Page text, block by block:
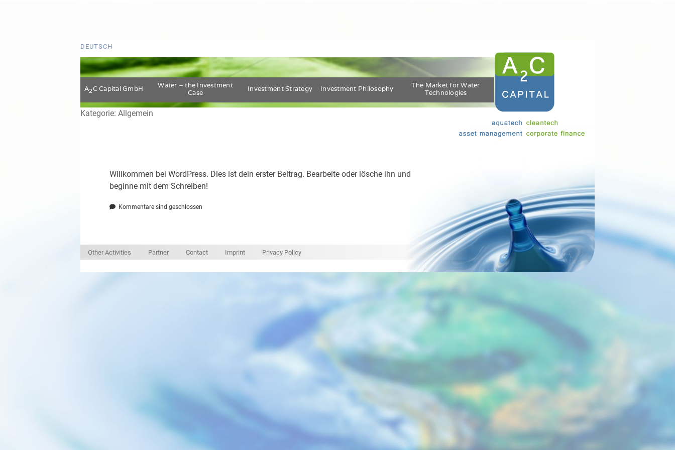
DEUTSCH
A2C Capital GmbH
Water – the Investment
Case
Investment Strategy Investment Philosophy
The Market for Water
Technologies
Kategorie: Allgemein
Willkommen bei WordPress. Dies ist dein erster Beitrag. Bearbeite oder lösche ihn und
beginne mit dem Schreiben!
Kommentare sind geschlossen
Other Activities Partner Contact Imprint Privacy Policy